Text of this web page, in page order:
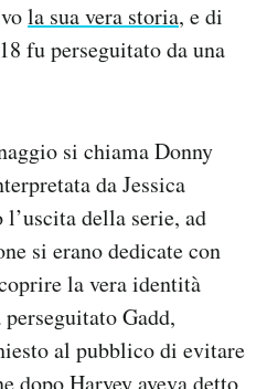
la sua vera storia, e di
fu perseguitato da una
si chiama Donny
da Jessica
della serie, ad
si erano dedicate con
la vera identità
Gadd,
al pubblico di evitare